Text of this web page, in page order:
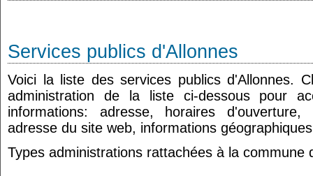
Services publics d'Allonnes
Voici la liste des services publics d'Allonnes.
administration de la liste ci-dessous pour
informations: adresse, horaires
adresse du site web, informations
Types administrations rattachées à la commune